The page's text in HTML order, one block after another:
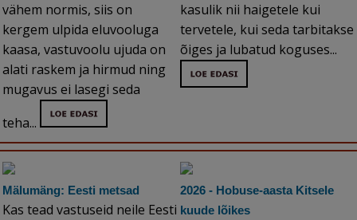
vähem normis, siis on
kergem ulpida eluvooluga
kaasa, vastuvoolu ujuda on
alati raskem ja hirmud ning
mugavus ei lasegi seda
teha...
kasulik nii haigetele kui
tervetele, kui seda tarbitakse
õiges ja lubatud koguses...
Mälumäng: Eesti metsad
Kas tead vastuseid neile Eesti
2026 - Hobuse-aasta Kitsele
kuude lõikes